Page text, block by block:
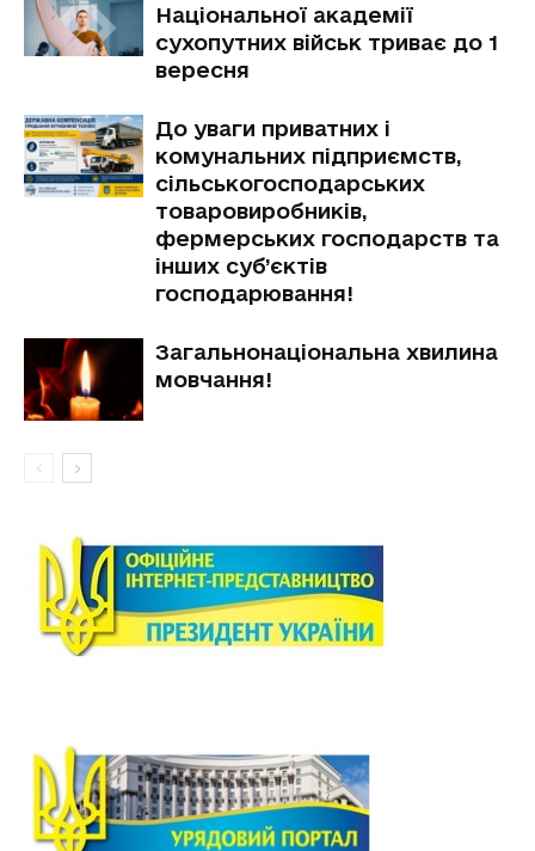
Національної академії
сухопутних військ триває до 1
вересня
До уваги приватних і
комунальних підприємств,
сільськогосподарських
товаровиробників,
фермерських господарств та
інших суб’єктів
господарювання!
Загальнонаціональна хвилина
мовчання!